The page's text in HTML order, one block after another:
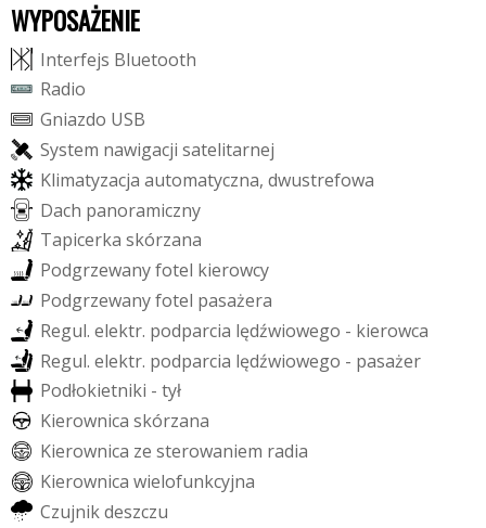
WYPOSAŻENIE
Interfejs Bluetooth
Radio
Gniazdo USB
System nawigacji satelitarnej
Klimatyzacja automatyczna, dwustrefowa
Dach panoramiczny
Tapicerka skórzana
Podgrzewanyfotel kierowcy
Podgrzewanyfotel pasażera
Regul. elektr. podparcia lędźwiowego - kierowca
Regul. elektr. podparcia lędźwiowego - pasażer
Podłokietniki - tył
Kierownica skórzana
Kierownica ze sterowaniem radia
Kierownica wielofunkcyjna
Czujnikdeszczu